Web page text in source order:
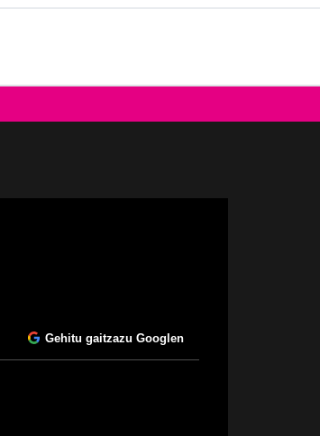
Gehitu gaitzazu Googlen